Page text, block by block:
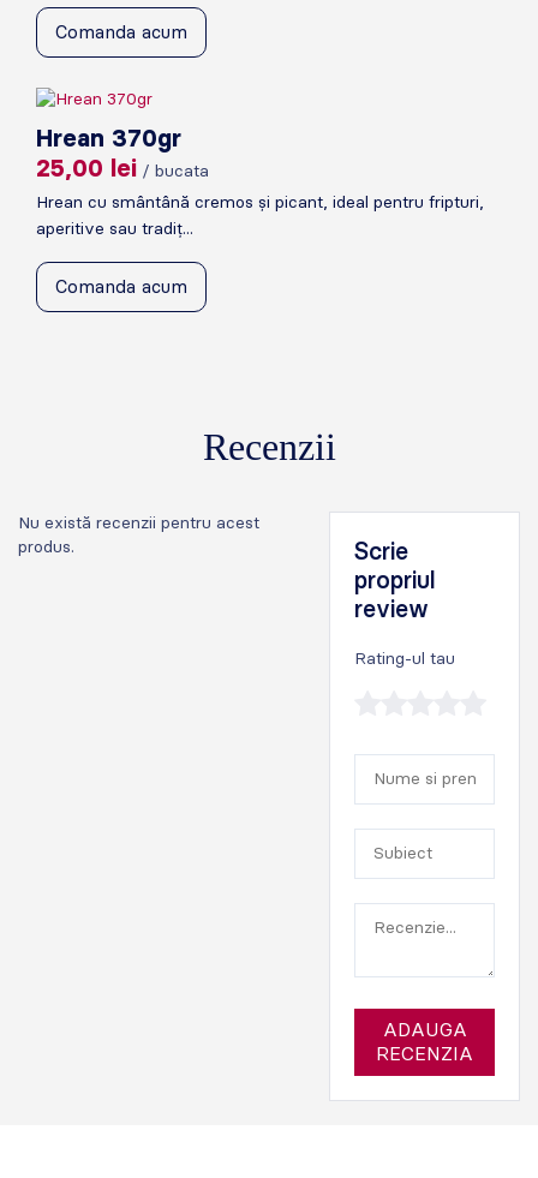
Comanda acum
Hrean 370gr
25,00 lei / bucata
Hrean cu smântână cremos și picant, ideal pentru fripturi,
aperitive sau tradiț...
Comanda acum
Recenzii
Nu există recenzii pentru acest
produs.
Scrie
propriul
review
Rating-ul tau
ADAUGA
RECENZIA